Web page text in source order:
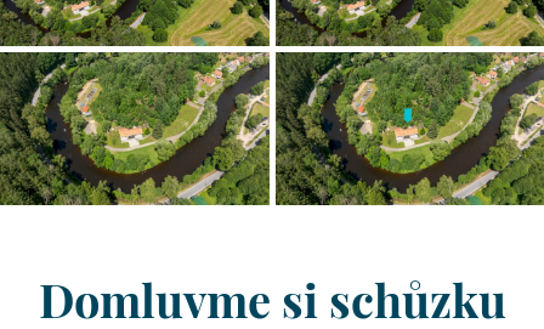
Domluvme si schůzku